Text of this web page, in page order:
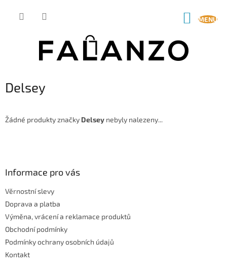
Delsey
Žádné produkty značky Delsey nebyly nalezeny...
Informace pro vás
Věrnostní slevy
Doprava a platba
Výměna, vrácení a reklamace produktů
Obchodní podmínky
Podmínky ochrany osobních údajů
Kontakt